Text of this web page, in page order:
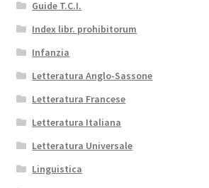
Guide T.C.I.
Index libr. prohibitorum
Infanzia
Letteratura Anglo-Sassone
Letteratura Francese
Letteratura Italiana
Letteratura Universale
Linguistica